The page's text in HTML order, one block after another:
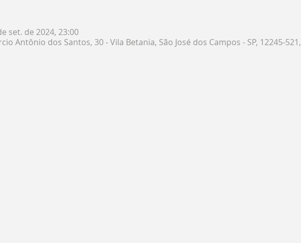
set. de 2024, 23:00
Antônio dos Santos, 30 - Vila Betania, São José dos Campos - SP, 12245-521,